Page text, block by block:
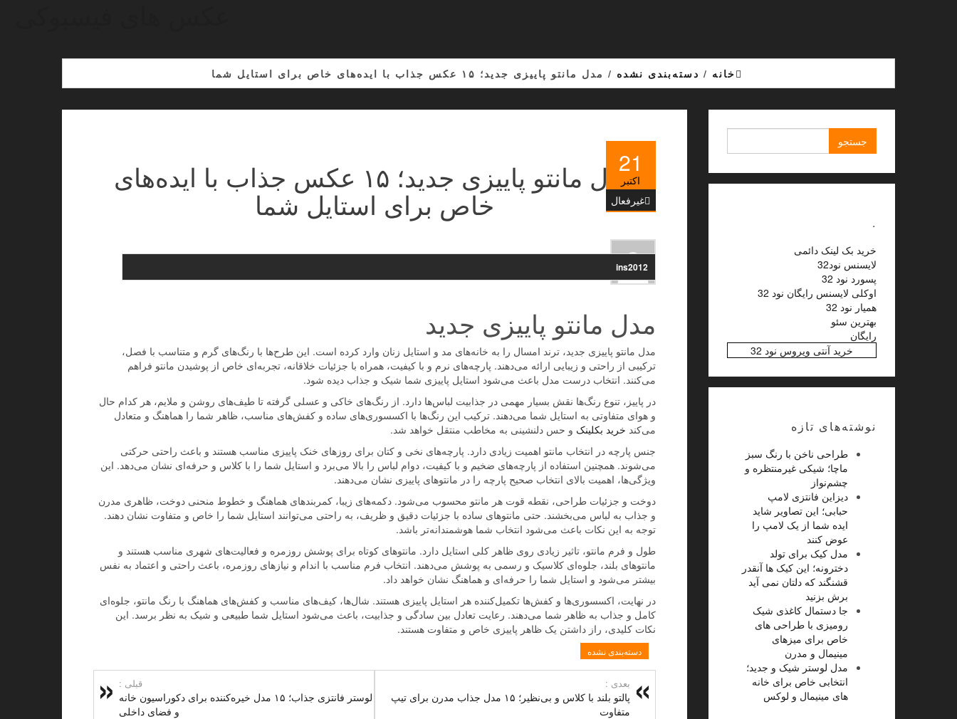
خانه / دسته‌بندی نشده / مدل مانتو پاییزی جدید؛ ۱۵ عکس جذاب با ایده‌های خاص برای استایل شما
21
اکتبر
غیرفعال
مدل مانتو پاییزی جدید؛ ۱۵ عکس جذاب با ایده‌های
خاص برای استایل شما
ins2012
مدل مانتو پاییزی جدید
مدل مانتو پاییزی جدید، ترند امسال را به خانه‌های مد و استایل زنان وارد کرده است. این طرح‌ها با رنگ‌های گرم و متناسب با فصل،
ترکیبی از راحتی و زیبایی ارائه می‌دهند. پارچه‌های نرم و با کیفیت، همراه با جزئیات خلاقانه، تجربه‌ای خاص از پوشیدن مانتو فراهم
می‌کنند. انتخاب درست مدل باعث می‌شود استایل پاییزی شما شیک و جذاب دیده شود.
در پاییز، تنوع رنگ‌ها نقش بسیار مهمی در جذابیت لباس‌ها دارد. از رنگ‌های خاکی و عسلی گرفته تا طیف‌های روشن و ملایم، هر کدام حال
و هوای متفاوتی به استایل شما می‌دهند. ترکیب این رنگ‌ها با اکسسوری‌های ساده و کفش‌های مناسب، ظاهر شما را هماهنگ و متعادل
می‌کند خرید بکلینک و حس دلنشینی به مخاطب منتقل خواهد شد.
جنس پارچه در انتخاب مانتو اهمیت زیادی دارد. پارچه‌های نخی و کتان برای روزهای خنک پاییزی مناسب هستند و باعث راحتی حرکتی
می‌شوند. همچنین استفاده از پارچه‌های ضخیم و با کیفیت، دوام لباس را بالا می‌برد و استایل شما را با کلاس و حرفه‌ای نشان می‌دهد. این
ویژگی‌ها، اهمیت بالای انتخاب صحیح پارچه را در مانتوهای پاییزی نشان می‌دهند.
دوخت و جزئیات طراحی، نقطه قوت هر مانتو محسوب می‌شود. دکمه‌های زیبا، کمربندهای هماهنگ و خطوط منحنی دوخت، ظاهری مدرن
و جذاب به لباس می‌بخشند. حتی مانتوهای ساده با جزئیات دقیق و ظریف، به راحتی می‌توانند استایل شما را خاص و متفاوت نشان دهند.
توجه به این نکات باعث می‌شود انتخاب شما هوشمندانه‌تر باشد.
طول و فرم مانتو، تاثیر زیادی روی ظاهر کلی استایل دارد. مانتوهای کوتاه برای پوشش روزمره و فعالیت‌های شهری مناسب هستند و
مانتوهای بلند، جلوه‌ای کلاسیک و رسمی به پوشش می‌دهند. انتخاب فرم مناسب با اندام و نیازهای روزمره، باعث راحتی و اعتماد به نفس
بیشتر می‌شود و استایل شما را حرفه‌ای و هماهنگ نشان خواهد داد.
در نهایت، اکسسوری‌ها و کفش‌ها تکمیل‌کننده هر استایل پاییزی هستند. شال‌ها، کیف‌های مناسب و کفش‌های هماهنگ با رنگ مانتو، جلوه‌ای
کامل و جذاب به ظاهر شما می‌دهند. رعایت تعادل بین سادگی و جذابیت، باعث می‌شود استایل شما طبیعی و شیک به نظر برسد. این
نکات کلیدی، راز داشتن یک ظاهر پاییزی خاص و متفاوت هستند.
دسته‌بندی نشده
قبلی :
لوستر فانتزی جذاب؛ ۱۵ مدل خیره‌کننده برای دکوراسیون خانه
و فضای داخلی
بعدی :
پالتو بلند با کلاس و بی‌نظیر؛ ۱۵ مدل جذاب مدرن برای تیپ
متفاوت
برای:
.
خرید بک لینک دائمی
لایسنس نود32
پسورد نود 32
اوکلی لایسنس رایگان نود 32
همیار نود 32
بهترین سئو
رایگان
خرید آنتی ویروس نود 32
نوشته‌های تازه
طراحی ناخن با رنگ سبز
ماچا؛ شیکی غیرمنتظره و
چشم‌نواز
دیزاین فانتزی لامپ
حبابی؛ این تصاویر شاید
ایده شما از یک لامپ را
عوض کنند
مدل کیک برای تولد
دخترونه؛ این کیک ها آنقدر
قشنگند که دلتان نمی آید
برش بزنید
جا دستمال کاغذی شیک
رومیزی با طراحی های
خاص برای میزهای
مینیمال و مدرن
مدل لوستر شیک و جدید؛
انتخابی خاص برای خانه
های مینیمال و لوکس